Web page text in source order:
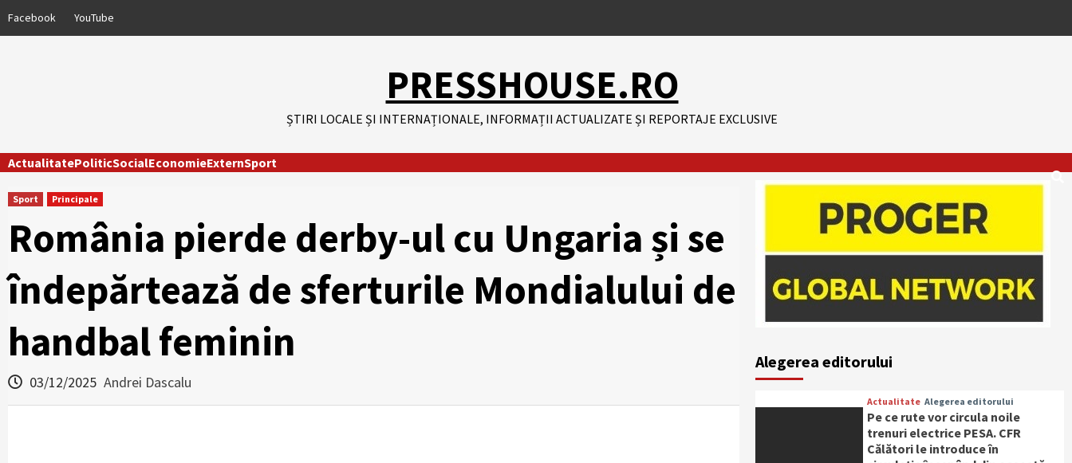
Facebook YouTube
PRESSHOUSE.RO
ȘTIRI LOCALE ȘI INTERNAȚIONALE, INFORMAȚII ACTUALIZATE ȘI REPORTAJE EXCLUSIVE
ActualitatePoliticSocialEconomieExternSport
Sport Principale
România pierde derby-ul cu Ungaria și se
îndepărtează de sferturile Mondialului de
handbal feminin
03/12/2025 Andrei Dascalu
Alegerea editorului
Actualitate Alegerea editorului
Pe ce rute vor circula noile
trenuri electrice PESA. CFR
Călători le introduce în